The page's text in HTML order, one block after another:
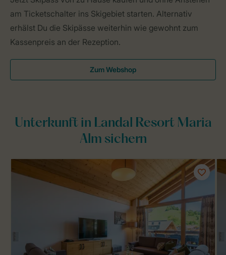
am Ticketschalter ins Skigebiet starten. Alternativ
erhälst Du die Skipässe weiterhin wie gewohnt zum
Kassenpreis an der Rezeption.
Zum Webshop